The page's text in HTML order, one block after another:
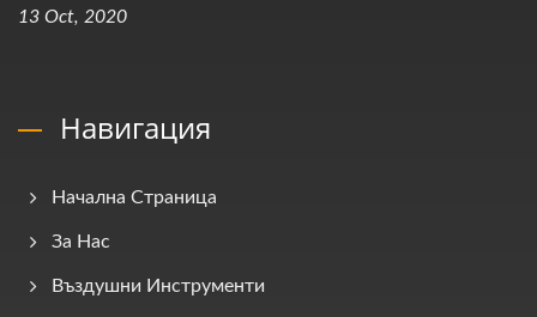
13 Oct, 2020
Навигация
Начална Страница
За Нас
Въздушни Инструменти